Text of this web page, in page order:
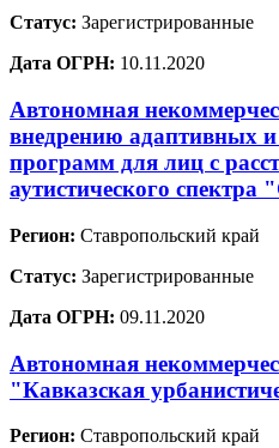
Статус: Зарегистрированные
Дата ОГРН: 10.11.2020
Автономная
внедрению адаптивных
программ для лиц с
аутистического
Регион: Ставропольский край
Статус: Зарегистрированные
Дата ОГРН: 09.11.2020
Автономная
"Кавказская
Регион: Ставропольский край